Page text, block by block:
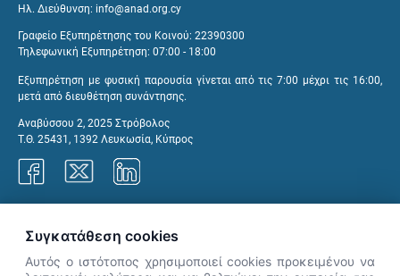
Ηλ. Διεύθυνση: info@anad.org.cy
Γραφείο Εξυπηρέτησης του Κοινού: 22390300
Τηλεφωνική Εξυπηρέτηση: 07:00 - 18:00
Εξυπηρέτηση με φυσική παρουσία γίνεται από τις 7:00 μέχρι τις 16:00,
μετά από διευθέτηση συνάντησης.
Αναβύσσου 2, 2025 Στρόβολος
Τ.Θ. 25431, 1392 Λευκωσία, Κύπρος
Συγκατάθεση cookies
Αυτός ο ιστότοπος χρησιμοποιεί cookies προκειμένου να